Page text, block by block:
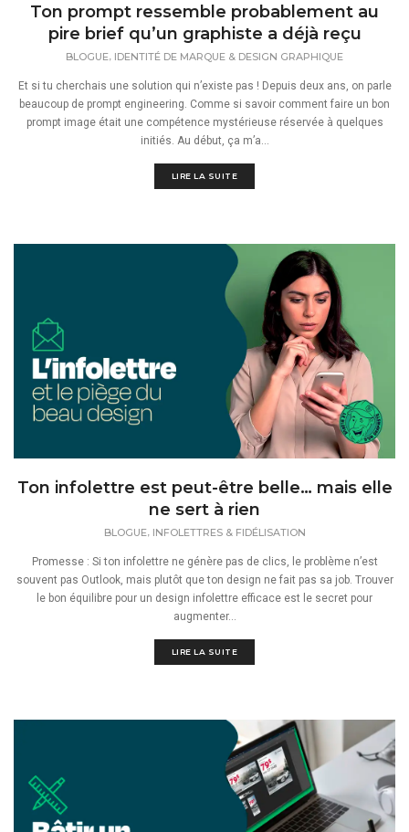
Ton prompt ressemble probablement au
pire brief qu’un graphiste a déjà reçu
BLOGUE, IDENTITÉ DE MARQUE & DESIGN GRAPHIQUE
Et si tu cherchais une solution qui n’existe pas ! Depuis deux ans, on parle
beaucoup de prompt engineering. Comme si savoir comment faire un bon
prompt image était une compétence mystérieuse réservée à quelques
initiés. Au début, ça m’a...
LIRE LA SUITE
Ton infolettre est peut-être belle… mais elle
ne sert à rien
BLOGUE, INFOLETTRES & FIDÉLISATION
Promesse : Si ton infolettre ne génère pas de clics, le problème n’est
souvent pas Outlook, mais plutôt que ton design ne fait pas sa job. Trouver
le bon équilibre pour un design infolettre efficace est le secret pour
augmenter...
LIRE LA SUITE